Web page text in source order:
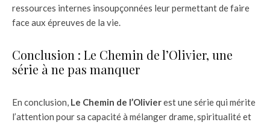
ressources internes insoupçonnées leur permettant de faire
face aux épreuves de la vie.
Conclusion : Le Chemin de l’Olivier, une
série à ne pas manquer
En conclusion, Le Chemin de l’Olivierest une série qui mérite
l’attention pour sa capacité à mélanger drame, spiritualité et